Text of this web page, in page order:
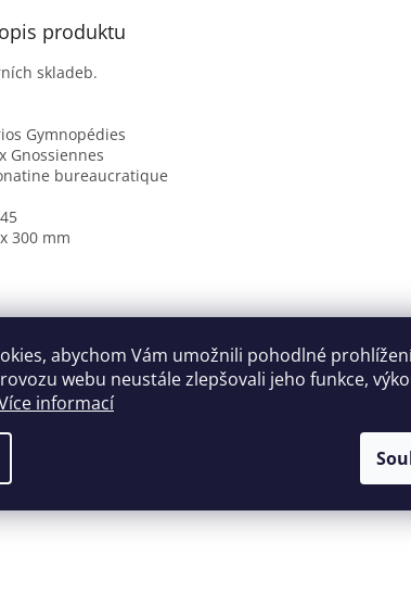
abychom Vám umožnili pohodlné
webu neustále zlepšovali jeho funkce,
informací
produktu
skladeb.
Gymnopédies
Gnossiennes
bureaucratique
300 mm